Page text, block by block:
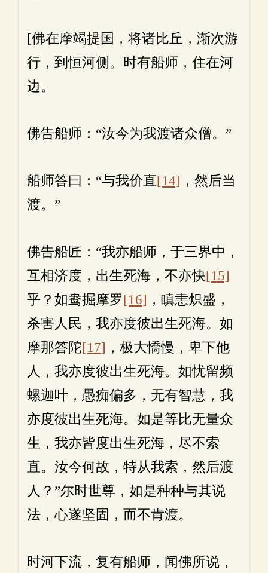
[佛在摩竭提国，将诸比丘，渐次游
行，到恒河侧。时有船师，住在河
边。
佛告船师：“汝今为我渡诸众僧。”
船师答曰：“与我价直[14] ，然后当
渡。”
佛告船匠：“我亦船师，于三界中，
互相济度，出生死海，不亦快[15]
乎？如鸯掘摩罗[16] ，瞋恚炽盛，
杀害人民，我亦度彼出生死海。如
摩那答陀[17] ，极大憍慢，卑下他
人，我亦度彼出生死海。如忧留频
螺迦叶，愚痴偏多，无有智慧，我
亦度彼出生死海。如是等比无量众
生，我亦皆度出生死海，尽不索
直。汝今何故，特从我索，然后渡
人？”尔时世尊，如是种种与其说
法，心遂坚固，而不肯渡。
时河下流，复有船师，闻佛所说，